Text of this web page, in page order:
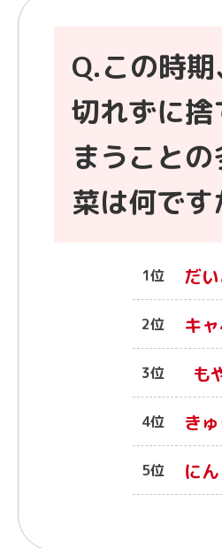
Q.この時
切れずに捨
まうこと
菜は何です
1位 だ
2位 キ
3位 も
4位 き
5位 に